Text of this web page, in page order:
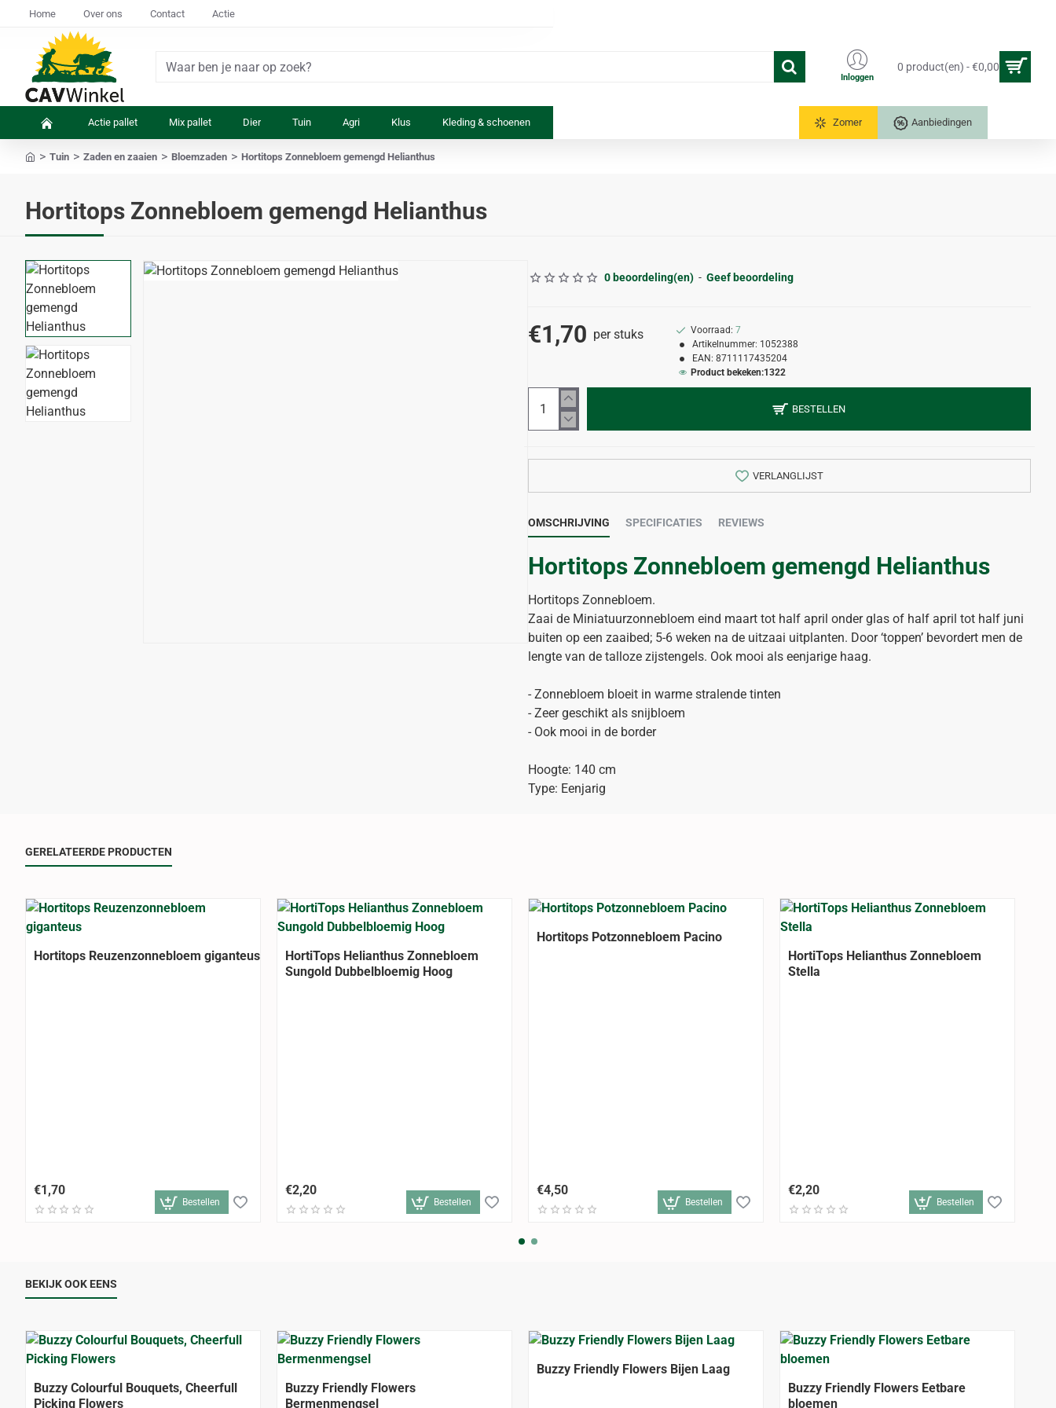
Home Over ons Contact Actie
Waar
Inloggen
0 product(en) - €0,00
Actie pallet Mix pallet Dier Tuin Agri Klus Kleding & schoenen Zomer Aanbiedingen
Hortitops Zonnebloem gemengd Helianthus
Tuin Zaden en zaaien Bloemzaden Hortitops Zonnebloem gemengd Helianthus
0 beoordeling(en) - Geef beoordeling
€1,70 per stuks Voorraad: 7
Artikelnummer: 1052388
EAN: 8711117435204
Product bekeken:1322
BESTELLEN
VERLANGLIJST
OMSCHRIJVING SPECIFICATIES REVIEWS
Hortitops Zonnebloem gemengd Helianthus
Hortitops Zonnebloem.
Zaai de Miniatuurzonnebloem eind maart tot half april onder glas of half april tot half juni
buiten op een zaaibed; 5-6 weken na de uitzaai uitplanten. Door ‘toppen’ bevordert men de
lengte van de talloze zijstengels. Ook mooi als eenjarige haag.
- Zonnebloem bloeit in warme stralende tinten
- Zeer geschikt als snijbloem
- Ook mooi in de border
Hoogte: 140 cm
Type: Eenjarig
GERELATEERDE PRODUCTEN
Hortitops Reuzenzonnebloem giganteus
€1,70
Bestellen
HortiTops Helianthus Zonnebloem
Sungold Dubbelbloemig Hoog
€2,20
Bestellen
Hortitops Potzonnebloem Pacino
€4,50
Bestellen
HortiTops Helianthus Zonnebloem
Stella
€2,20
Bestellen
BEKIJK OOK EENS
Buzzy Colourful Bouquets, Cheerfull
Picking Flowers
Buzzy Friendly Flowers
Bermenmengsel
Buzzy Friendly Flowers Bijen Laag
Buzzy Friendly Flowers Eetbare
bloemen